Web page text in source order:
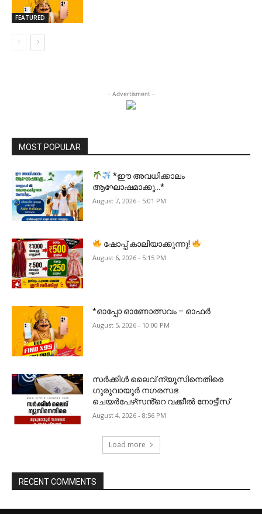
FEATURED
- Advertisment -
MOST POPULAR
*ഈ അവധിക്കാലം
ആഘോഷമാക്കൂ…*
August 7, 2026 - 5:01 PM
ഷോപ്പ് കാലിയാക്കുന്നു!
August 6, 2026 - 5:15 PM
*ഓപ്പോ ഓണോത്സവം – ഓഫർ
August 5, 2026 - 10:00 PM
സർക്കിൾ ലൈവ് ന്യൂസിനെതിരെ
ഗുരുവായൂർ നഗരസഭ
ചെയർപേഴ്‌സൻ്റെ വക്കീൽ നോട്ടീസ്
August 4, 2026 - 8:56 PM
Load more
RECENT COMMENTS